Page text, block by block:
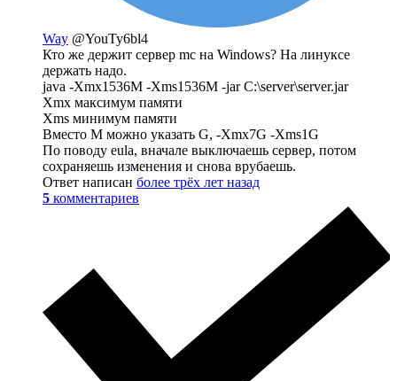
Way @YouTy6bl4
Кто же держит сервер mc на Windows? На линуксе
держать надо.
java -Xmx1536M -Xms1536M -jar C:\server\server.jar
Xmx максимум памяти
Xms минимум памяти
Вместо M можно указать G, -Xmx7G -Xms1G
По поводу eula, вначале выключаешь сервер, потом
сохраняешь изменения и снова врубаешь.
Ответ написан более трёх лет назад
5 комментариев